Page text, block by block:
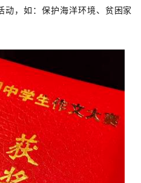
动，如：保护海洋环境、贫困家